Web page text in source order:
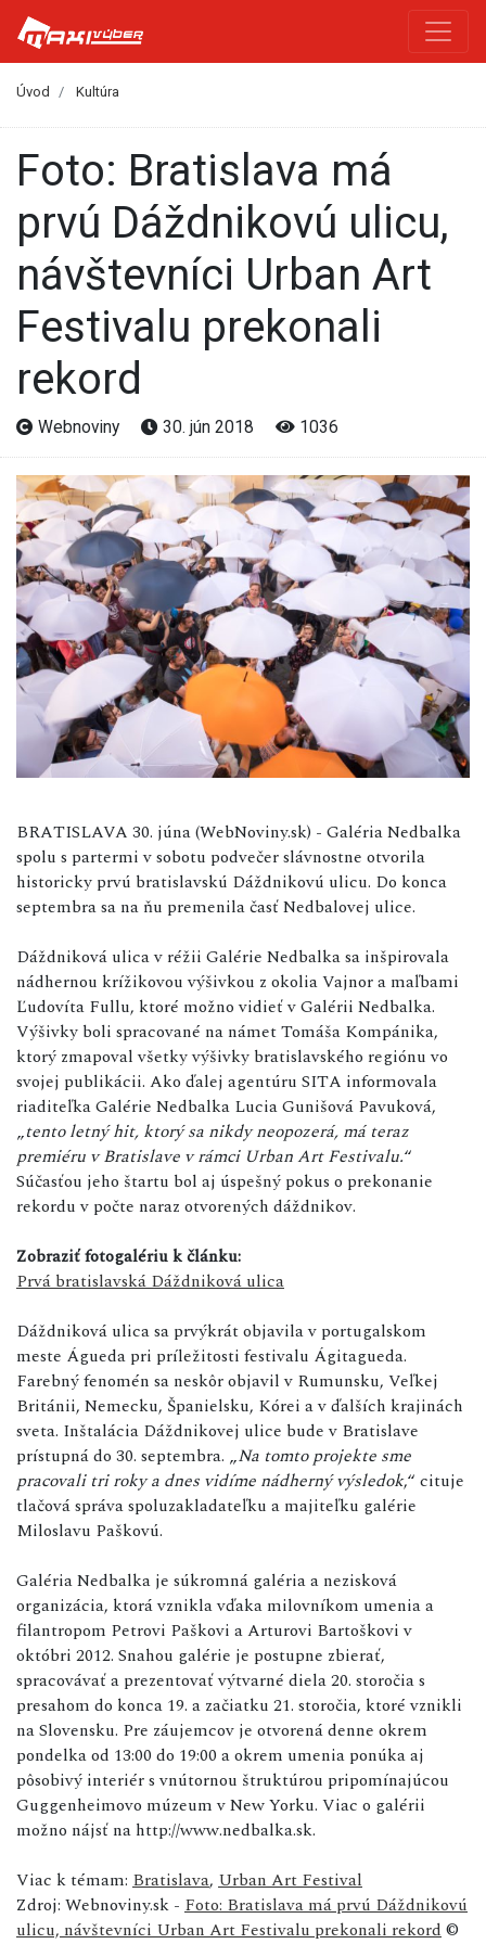
Úvod Kultúra
Foto: Bratislava má
prvú Dáždnikovú ulicu,
návštevníci Urban Art
Festivalu prekonali
rekord
Webnoviny 30. jún 2018 1036
BRATISLAVA 30. júna (WebNoviny.sk) - Galéria Nedbalka
spolu s partermi v sobotu podvečer slávnostne otvorila
historicky prvú bratislavskú Dáždnikovú ulicu. Do konca
septembra sa na ňu premenila časť Nedbalovej ulice.
Dáždniková ulica v réžii Galérie Nedbalka sa inšpirovala
nádhernou krížikovou výšivkou z okolia Vajnor a maľbami
Ľudovíta Fullu, ktoré možno vidieť v Galérii Nedbalka.
Výšivky boli spracované na námet Tomáša Kompánika,
ktorý zmapoval všetky výšivky bratislavského regiónu vo
svojej publikácii. Ako ďalej agentúru SITA informovala
riaditeľka Galérie Nedbalka Lucia Gunišová Pavuková,
„tento letný hit, ktorý sa nikdy neopozerá, má teraz
premiéru v Bratislave v rámci Urban Art Festivalu.“
Súčasťou jeho štartu bol aj úspešný pokus o prekonanie
rekordu v počte naraz otvorených dáždnikov.
Zobraziť fotogalériu k článku:
Prvá bratislavská Dáždniková ulica
Dáždniková ulica sa prvýkrát objavila v portugalskom
meste Águeda pri príležitosti festivalu Ágitagueda.
Farebný fenomén sa neskôr objavil v Rumunsku, Veľkej
Británii, Nemecku, Španielsku, Kórei a v ďalších krajinách
sveta. Inštalácia Dáždnikovej ulice bude v Bratislave
prístupná do 30. septembra. „Na tomto projekte sme
pracovali tri roky a dnes vidíme nádherný výsledok,“ cituje
tlačová správa spoluzakladateľku a majiteľku galérie
Miloslavu Paškovú.
Galéria Nedbalka je súkromná galéria a nezisková
organizácia, ktorá vznikla vďaka milovníkom umenia a
filantropom Petrovi Paškovi a Arturovi Bartoškovi v
októbri 2012. Snahou galérie je postupne zbierať,
spracovávať a prezentovať výtvarné diela 20. storočia s
presahom do konca 19. a začiatku 21. storočia, ktoré vznikli
na Slovensku. Pre záujemcov je otvorená denne okrem
pondelka od 13:00 do 19:00 a okrem umenia ponúka aj
pôsobivý interiér s vnútornou štruktúrou pripomínajúcou
Guggenheimovo múzeum v New Yorku. Viac o galérii
možno nájsť na http://www.nedbalka.sk.
Viac k témam: Bratislava, Urban Art Festival
Zdroj: Webnoviny.sk - Foto: Bratislava má prvú Dáždnikovú
ulicu, návštevníci Urban Art Festivalu prekonali rekord ©